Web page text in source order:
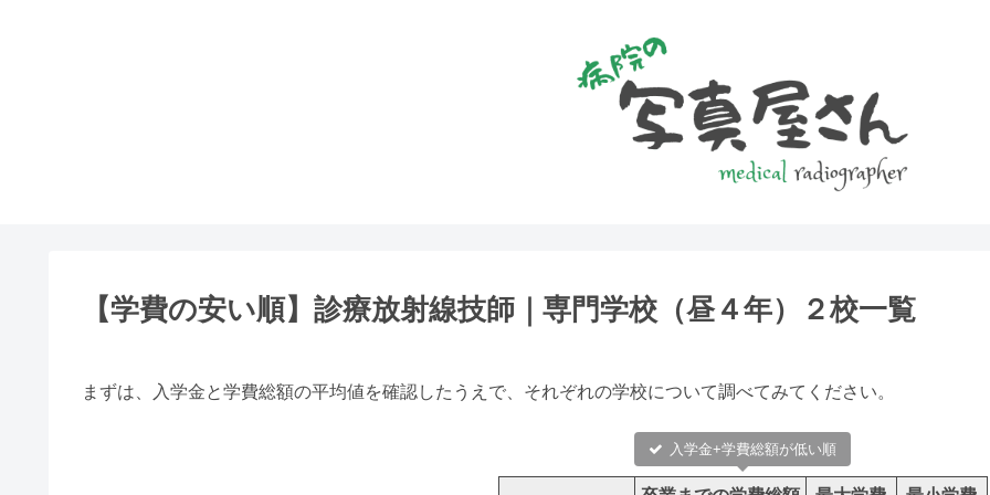
【学費の安い順】診療放射線技師｜専門学校（昼４年）２校一覧
まずは、入学金と学費総額の平均値を確認したうえで、それぞれの学校について調べてみてください。
入学金+学費総額が低い順